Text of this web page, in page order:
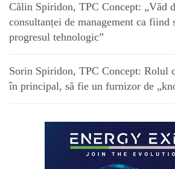
Călin Spiridon, TPC Concept: „Văd
consultanței de management ca fiind
progresul tehnologic”
Sorin Spiridon, TPC Concept: Rolul
în principal, să fie un furnizor de